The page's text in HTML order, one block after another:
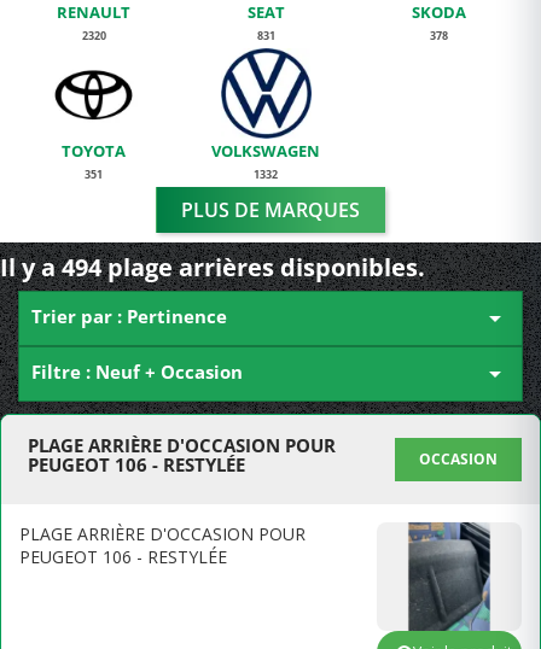
RENAULT
2320
SEAT
831
SKODA
378
TOYOTA
351
VOLKSWAGEN
1332
PLUS DE MARQUES
Il y a 494 plage arrières disponibles.
Trier par : Pertinence 
Filtre : Neuf + Occasion 
PLAGE ARRIÈRE D'OCCASION POUR
PEUGEOT 106 - RESTYLÉE
OCCASION
PLAGE ARRIÈRE D'OCCASION POUR
PEUGEOT 106 - RESTYLÉE